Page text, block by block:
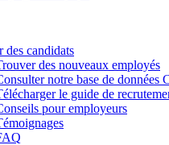
des candidats
des nouveaux employés
notre base de données
le guide de
pour employeurs